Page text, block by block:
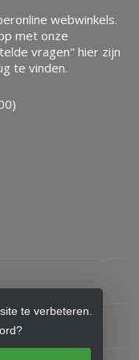
webwinkels.
met onze
vragen" hier zijn
te vinden.
te verbeteren.